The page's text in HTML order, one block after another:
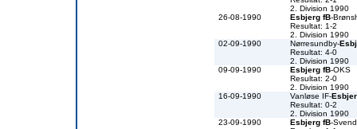
2. Division 1990
26-08-1990
Esbjerg fB-
Resultat: 1-2
2. Division 1990
02-09-1990
Nørresundby-
Resultat: 4-0
2. Division 1990
09-09-1990
Esbjerg fB-OKS
Resultat: 2-0
2. Division 1990
16-09-1990
Vanløse IF-
Resultat: 0-2
2. Division 1990
23-09-1990
Esbjerg fB-